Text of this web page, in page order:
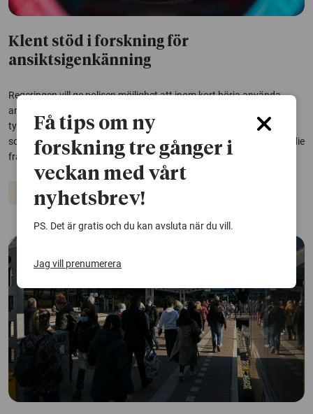
Klent stöd i forskning för
ansiktsigenkänning
Regeringen vill ge polisen möjlighet att inom kort börja använda
ansiktsigenkänning, med hjälp av AI, i realtid. Men trots att den här
typen av teknik har använts i flera år finns sparsamt med forskning
som visar att den hjälper polisen att lösa brott. Det framgår en studie
från Malmö...
Kriminalitet Artificiell intelligens
Få tips om ny
forskning tre gånger i
veckan med vårt
nyhetsbrev!
PS. Det är gratis och du kan avsluta när du vill.
Jag vill prenumerera